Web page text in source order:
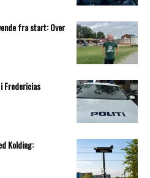
fra start: Over
Fredericias
Kolding: